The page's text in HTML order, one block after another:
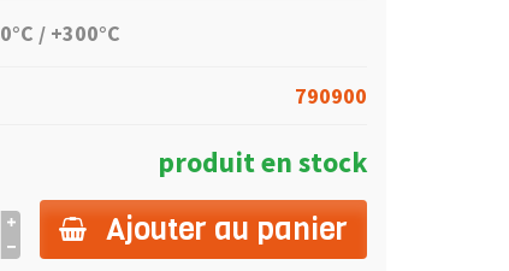
0°C / +300°C
790900
produit en stock
Ajouter au panier